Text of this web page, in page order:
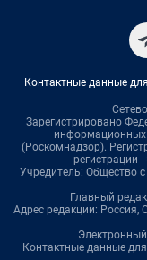
Контактные данные
Зарегистрировано
информационных
(Роскомнадзор).
регистрации
Учредитель: Общество
Главный
Адрес редакции: Россия,
Контактные данные